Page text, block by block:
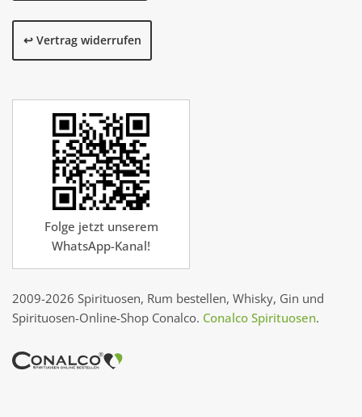
↩️ Vertrag widerrufen
Folge jetzt unserem
WhatsApp-Kanal!
2009-2026 Spirituosen, Rum bestellen, Whisky, Gin und
Spirituosen-Online-Shop Conalco. Conalco Spirituosen.